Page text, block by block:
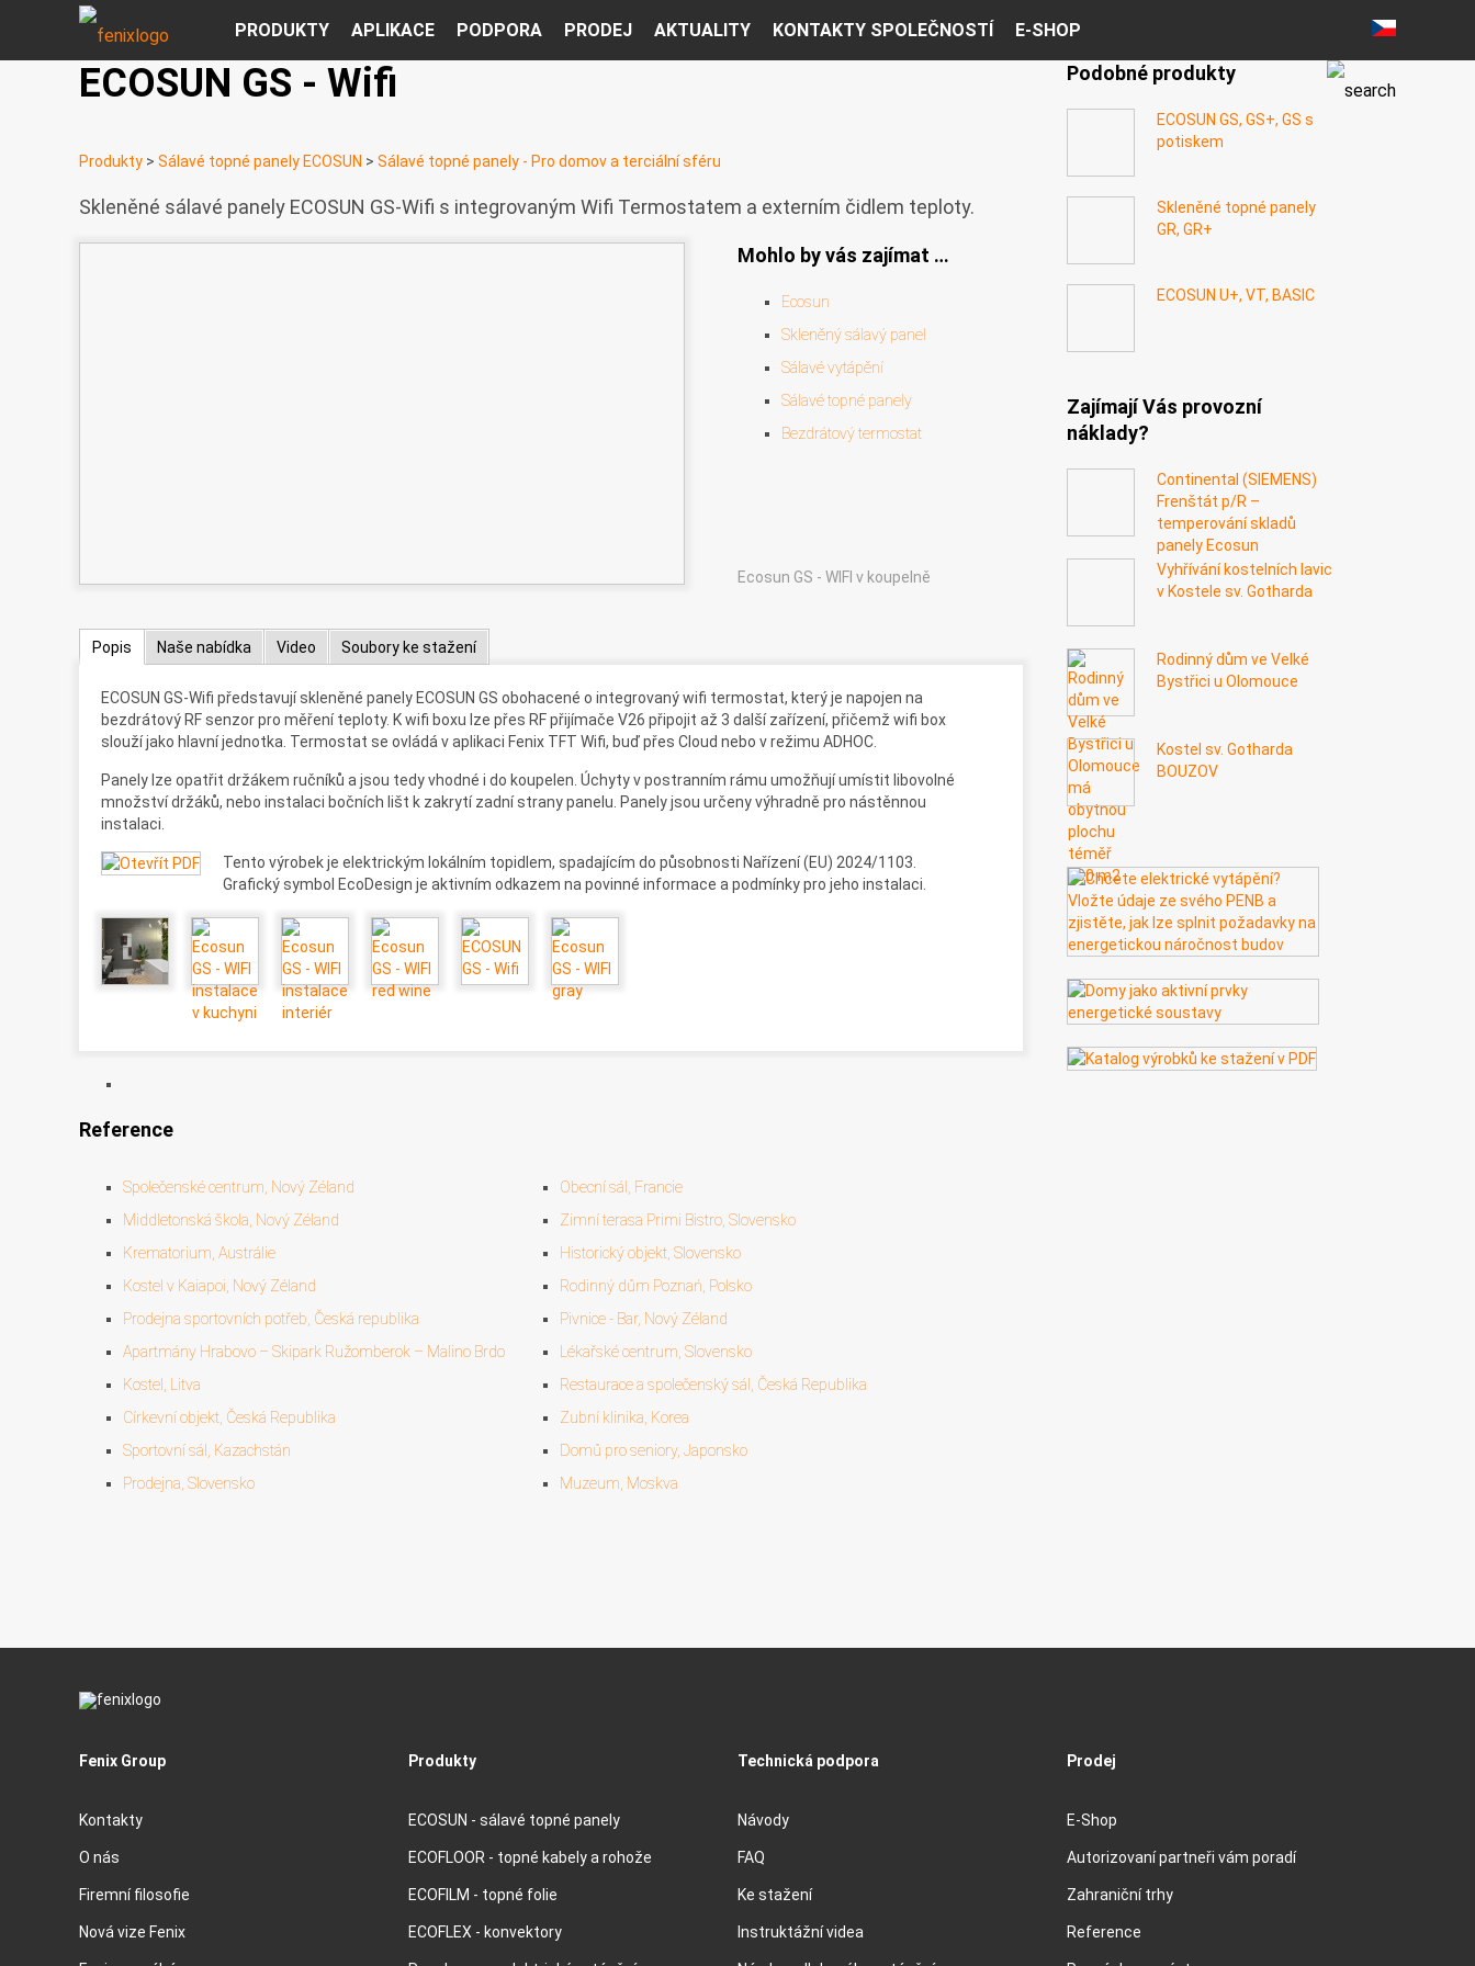
PRODUKTY APLIKACE PODPORA PRODEJ AKTUALITY KONTAKTY SPOLEČNOSTÍ E-SHOP
ECOSUN GS - Wifi
Produkty > Sálavé topné panely ECOSUN > Sálavé topné panely - Pro domov a terciální sféru
Skleněné sálavé panely ECOSUN GS-Wifi s integrovaným Wifi Termostatem a externím čidlem teploty.
Mohlo by vás zajímat …
Ecosun
Skleněný sálavý panel
Sálavé vytápění
Sálavé topné panely
Bezdrátový termostat
Ecosun GS - WIFI v koupelně
Popis Naše nabídka Video Soubory ke stažení
ECOSUN GS-Wifi představují skleněné panely ECOSUN GS obohacené o integrovaný wifi termostat, který je napojen na
bezdrátový RF senzor pro měření teploty. K wifi boxu lze přes RF přijímače V26 připojit až 3 další zařízení, přičemž wifi box
slouží jako hlavní jednotka. Termostat se ovládá v aplikaci Fenix TFT Wifi, buď přes Cloud nebo v režimu ADHOC.
Panely lze opatřit držákem ručníků a jsou tedy vhodné i do koupelen. Úchyty v postranním rámu umožňují umístit libovolné
množství držáků, nebo instalaci bočních lišt k zakrytí zadní strany panelu. Panely jsou určeny výhradně pro nástěnnou
instalaci.
Tento výrobek je elektrickým lokálním topidlem, spadajícím do působnosti Nařízení (EU) 2024/1103.
Grafický symbol EcoDesign je aktivním odkazem na povinné informace a podmínky pro jeho instalaci.
Reference
Společenské centrum, Nový Zéland
Obecní sál, Francie
Middletonská škola, Nový Zéland
Zimní terasa Primi Bistro, Slovensko
Krematorium, Austrálie
Historický objekt, Slovensko
Kostel v Kaiapoi, Nový Zéland
Rodinný dům Poznań, Polsko
Prodejna sportovních potřeb, Česká republika
Pivnice - Bar, Nový Zéland
Apartmány Hrabovo – Skipark Ružomberok – Malino Brdo
Lékařské centrum, Slovensko
Kostel, Litva
Restaurace a společenský sál, Česká Republika
Církevní objekt, Česká Republika
Zubní klinika, Korea
Sportovní sál, Kazachstán
Domů pro seniory, Japonsko
Prodejna, Slovensko
Muzeum, Moskva
Podobné produkty
ECOSUN GS, GS+, GS s
potiskem
Skleněné topné panely
GR, GR+
ECOSUN U+, VT, BASIC
Zajímají Vás provozní
náklady?
Continental (SIEMENS)
Frenštát p/R –
temperování skladů
panely Ecosun
Vyhřívání kostelních lavic
v Kostele sv. Gotharda
Rodinný dům ve Velké
Bystřici u Olomouce
Kostel sv. Gotharda
BOUZOV
Fenix Group
Kontakty
O nás
Firemní filosofie
Nová vize Fenix
Produkty
ECOSUN - sálavé topné panely
ECOFLOOR - topné kabely a rohože
ECOFILM - topné folie
ECOFLEX - konvektory
Technická podpora
Návody
FAQ
Ke stažení
Instruktážní videa
Prodej
E-Shop
Autorizovaní partneři vám poradí
Zahraniční trhy
Reference